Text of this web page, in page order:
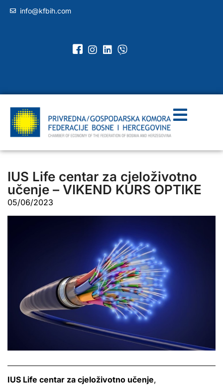
info@kfbih.com
IUS Life centar za cjeloživotno
učenje – VIKEND KURS OPTIKE
05/06/2023
IUS Life centar za cjeloživotno učenje,